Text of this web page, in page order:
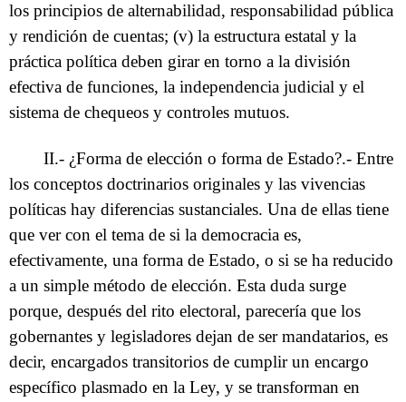
los principios de alternabilidad, responsabilidad pública
y rendición de cuentas; (v) la estructura estatal y la
práctica política deben girar en torno a la división
efectiva de funciones, la independencia judicial y el
sistema de chequeos y controles mutuos.
II.- ¿Forma de elección o forma de Estado?.- Entre
los conceptos doctrinarios originales y las vivencias
políticas hay diferencias sustanciales. Una de ellas tiene
que ver con el tema de si la democracia es,
efectivamente, una forma de Estado, o si se ha reducido
a un simple método de elección. Esta duda surge
porque, después del rito electoral, parecería que los
gobernantes y legisladores dejan de ser mandatarios, es
decir, encargados transitorios de cumplir un encargo
específico plasmado en la Ley, y se transforman en